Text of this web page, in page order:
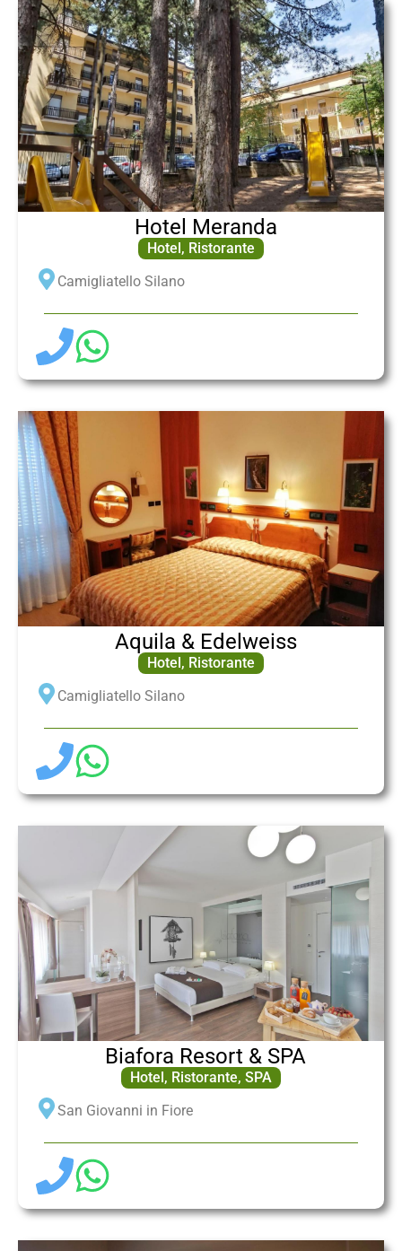
Hotel , Ristorante
Camigliatello Silano
Hotel Meranda
Hotel , Ristorante
Camigliatello Silano
Aquila & Edelweiss
Hotel , Ristorante, SPA
San Giovanni in Fiore
Biafora Resort & SPA